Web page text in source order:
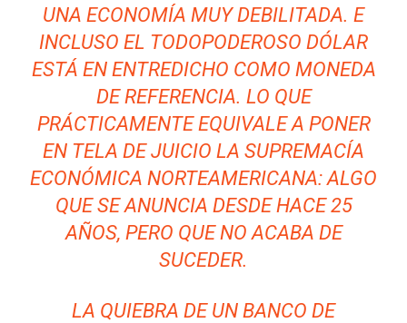
UNA ECONOMÍA MUY DEBILITADA. E
INCLUSO EL TODOPODEROSO DÓLAR
ESTÁ EN ENTREDICHO COMO MONEDA
DE REFERENCIA. LO QUE
PRÁCTICAMENTE EQUIVALE A PONER
EN TELA DE JUICIO LA SUPREMACÍA
ECONÓMICA NORTEAMERICANA: ALGO
QUE SE ANUNCIA DESDE HACE 25
AÑOS, PERO QUE NO ACABA DE
SUCEDER.
LA QUIEBRA DE UN BANCO DE